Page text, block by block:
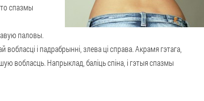
спазмы
паловы.
і падрабрынні, злева ці справа. Акрамя гэтага,
вобласць. Напрыклад, баліць спіна, і гэтыя спазмы